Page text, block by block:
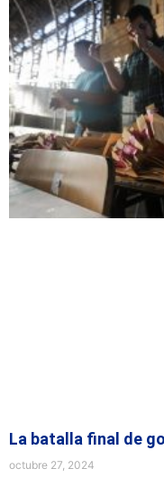
La batalla final de
octubre 27, 2024